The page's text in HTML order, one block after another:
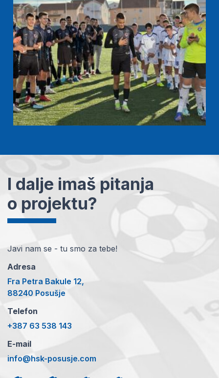
I dalje imaš pitanja
o projektu?
Javi nam se - tu smo za tebe!
Adresa
Fra Petra Bakule 12,
88240 Posušje
Telefon
+387 63 538 143
E-mail
info@hsk-posusje.com